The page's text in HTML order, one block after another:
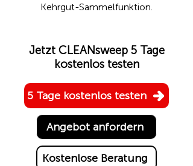
Kehrgut-Sammelfunktion.
Jetzt CLEANsweep 5 Tage
kostenlos testen
5 Tage kostenlos testen
Angebot anfordern
Kostenlose Beratung